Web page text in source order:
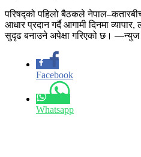
परिषद्को पहिलो बैठकले
आधार प्रदान गर्दै आगामी दिनमा
सुदृढ बनाउने अपेक्षा गरिएको छ। —न्युज
Facebook
Whatsapp